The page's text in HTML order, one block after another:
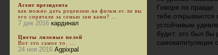
Говоря по правде,
тебе
устойчивым
будет: это был бы
самокапитуляция
Агент президента
как можно дать рецензию на фильм.ес ли вы
его спрятали за семью зам ками? ...
7 дек 2016 кардинал
Цветы лиловые полей
Вот это самое то. ...
24 ноя 2016 Agpixpal